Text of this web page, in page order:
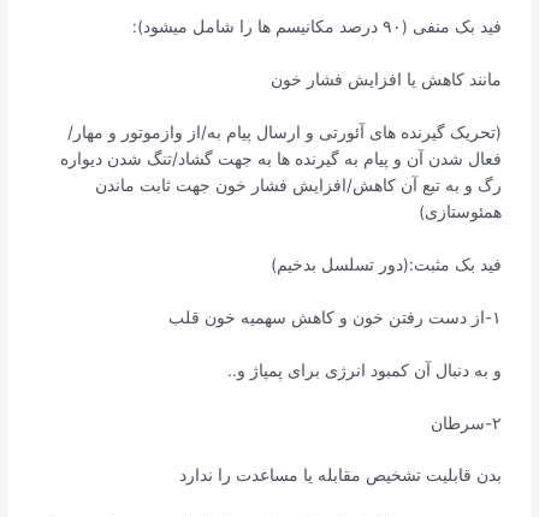
فید بک منفی (۹۰ درصد مکانیسم ها را شامل میشود):
مانند کاهش یا افزایش فشار خون
(تحریک گیرنده های آئورتی و ارسال پیام به/از وازموتور و مهار/
فعال شدن آن و پیام به گیرنده ها به جهت گشاد/تنگ شدن دیواره
رگ و به تبع آن کاهش/افزایش فشار خون جهت ثابت ماندن
همئوستازی)
فید بک مثبت:(دور تسلسل بدخیم)
۱-از دست رفتن خون و کاهش سهمیه خون قلب
و به دنبال آن کمبود انرژی برای پمپاژ و..
۲-سرطان
بدن قابلیت تشخیص مقابله یا مساعدت را ندارد